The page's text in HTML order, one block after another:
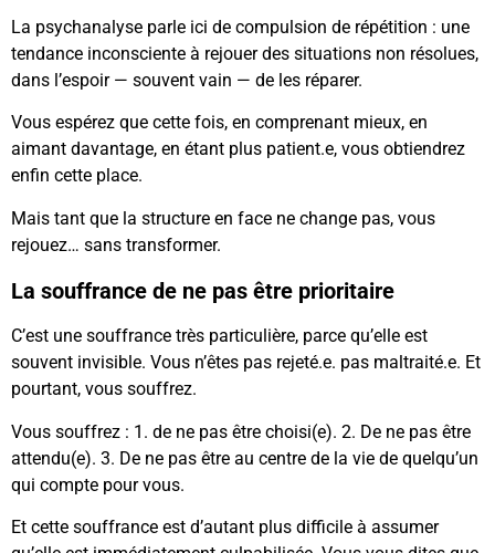
La psychanalyse parle ici de compulsion de répétition : une
tendance inconsciente à rejouer des situations non résolues,
dans l’espoir — souvent vain — de les réparer.
Vous espérez que cette fois, en comprenant mieux, en
aimant davantage, en étant plus patient.e, vous obtiendrez
enfin cette place.
Mais tant que la structure en face ne change pas, vous
rejouez… sans transformer.
La souffrance de ne pas être prioritaire
C’est une souffrance très particulière, parce qu’elle est
souvent invisible. Vous n’êtes pas rejeté.e. pas maltraité.e. Et
pourtant, vous souffrez.
Vous souffrez : 1. de ne pas être choisi(e). 2. De ne pas être
attendu(e). 3. De ne pas être au centre de la vie de quelqu’un
qui compte pour vous.
Et cette souffrance est d’autant plus difficile à assumer